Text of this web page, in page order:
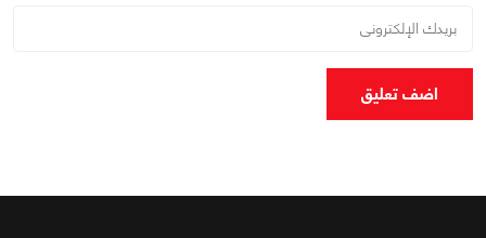
اضف تعليق